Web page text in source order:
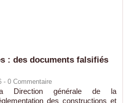
: des documents falsifiés
- 0 Commentaire
Direction générale de la
des constructions et